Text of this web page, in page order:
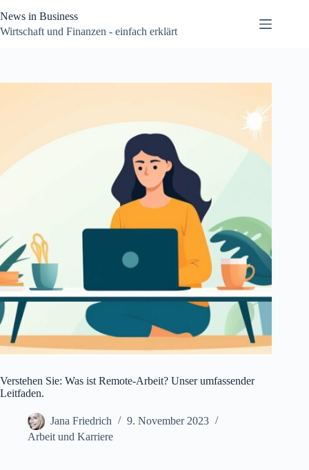
Inhalt
springen
News in Business
Wirtschaft und Finanzen - einfach erklärt
Verstehen Sie: Was ist Remote-Arbeit? Unser umfassender
Leitfaden.
Jana Friedrich
9. November 2023
Arbeit und Karriere